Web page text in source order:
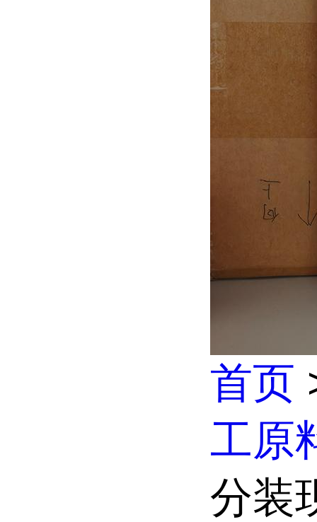
首页
工原
分装